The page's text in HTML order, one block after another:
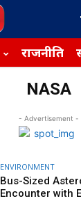
राजनीति
NASA
- Advertisement -
ENVIRONMENT
Bus-Sized
Encounter with